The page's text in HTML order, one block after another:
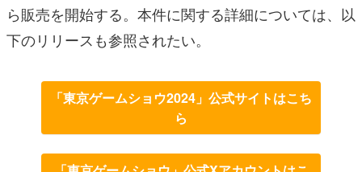
ら販売を開始する。本件に関する詳細については、以
下のリリースも参照されたい。
「東京ゲームショウ2024」公式サイトはこち
ら